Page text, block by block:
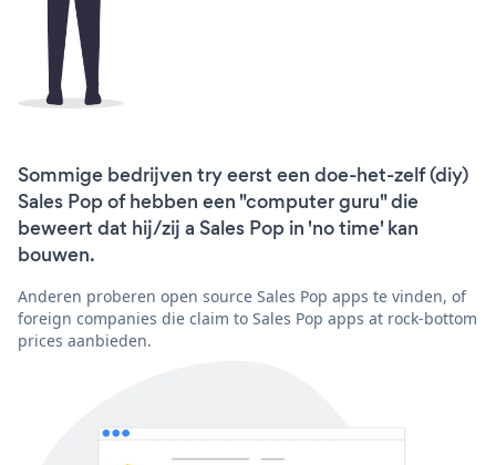
Sommige bedrijven try eerst een doe-het-zelf (diy)
Sales Pop of hebben een "computer guru" die
beweert dat hij/zij a Sales Pop in 'no time' kan
bouwen.
Anderen proberen open source Sales Pop apps te vinden, of
foreign companies die claim to Sales Pop apps at rock-bottom
prices aanbieden.